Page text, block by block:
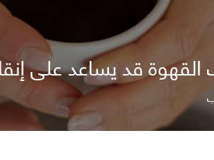
قد يساعد على